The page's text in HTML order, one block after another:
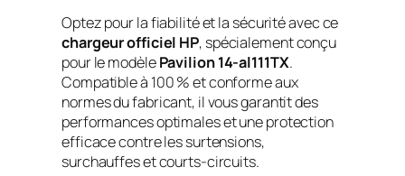
Optez pour la fiabilité et la sécurité avec ce
chargeur officiel HP, spécialement conçu
pour le modèlePavilion 14-al111TX.
Compatible à 100 % et conforme aux
normes du fabricant, il vous garantit des
performances optimales et une protection
efficace contre les surtensions,
surchauffes et courts-circuits.